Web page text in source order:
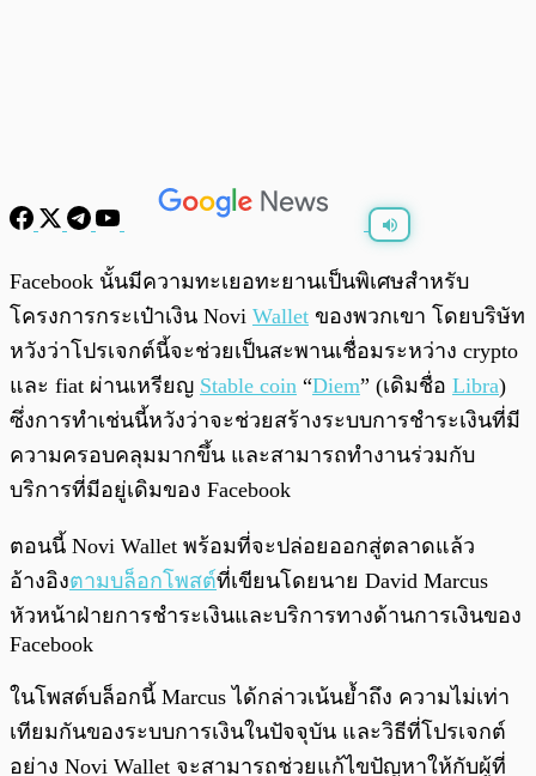
พร้อมเล่น 0:00 /0:00
Facebook นั้นมีความทะเยอทะยานเป็นพิเศษสำหรับ
โครงการกระเป๋าเงิน Novi Wallet ของพวกเขา โดยบริษัท
หวังว่าโปรเจกต์นี้จะช่วยเป็นสะพานเชื่อมระหว่าง crypto
และ fiat ผ่านเหรียญ Stable coin “Diem” (เดิมชื่อ Libra)
ซึ่งการทำเช่นนี้หวังว่าจะช่วยสร้างระบบการชำระเงินที่มี
ความครอบคลุมมากขึ้น และสามารถทำงานร่วมกับ
บริการที่มีอยู่เดิมของ Facebook
ตอนนี้ Novi Wallet พร้อมที่จะปล่อยออกสู่ตลาดแล้ว
อ้างอิงตามบล็อกโพสต์ที่เขียนโดยนาย David Marcus
หัวหน้าฝ่ายการชำระเงินและบริการทางด้านการเงินของ
Facebook
ในโพสต์บล็อกนี้ Marcus ได้กล่าวเน้นย้ำถึง ความไม่เท่า
เทียมกันของระบบการเงินในปัจจุบัน และวิธีที่โปรเจกต์
อย่าง Novi Wallet จะสามารถช่วยแก้ไขปัญหาให้กับผู้ที่